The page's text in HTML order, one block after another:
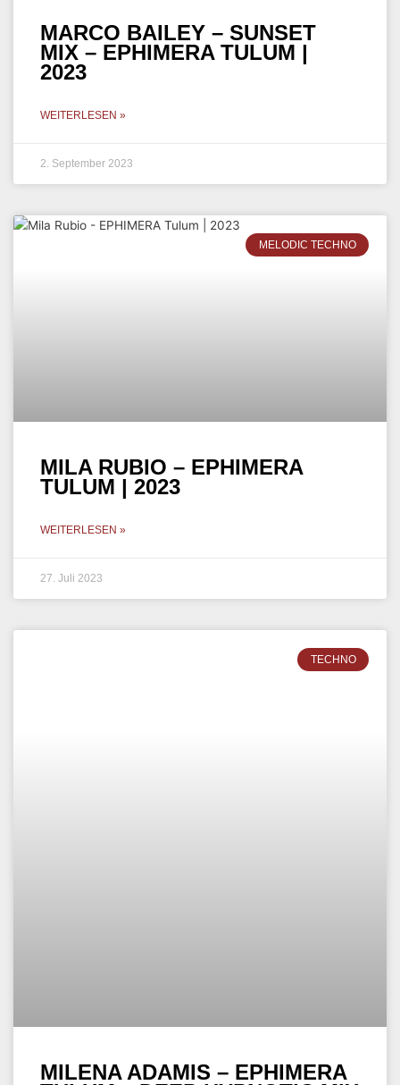
MARCO BAILEY – SUNSET
MIX – EPHIMERA TULUM |
2023
WEITERLESEN »
2. September 2023
MELODIC TECHNO
MILA RUBIO – EPHIMERA
TULUM | 2023
WEITERLESEN »
27. Juli 2023
TECHNO